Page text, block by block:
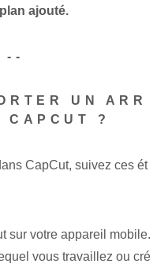
ajouté.
--
UN ARR
CAPCUT ?
CapCut, suivez ces ét
sur votre appareil mobile.
vous travaillez ou cré